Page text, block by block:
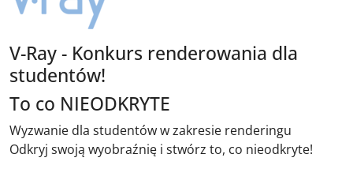
V-Ray - Konkurs renderowania dla
studentów!
To co NIEODKRYTE
Wyzwanie dla studentów w zakresie renderingu
Odkryj swoją wyobraźnię i stwórz to, co nieodkryte!